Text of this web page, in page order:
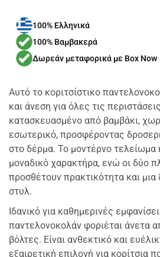
100% Ελληνικά
100% Βαμβακερά
Δωρεάν μεταφορικά με Box Now
Αυτό το κοριτσίστικο
και άνεση για όλες τις
κατασκευασμένο από βαμβάκι,
εσωτερικό, προσφέροντας
στο δέρμα. Το μοντέρνο τελείωμα
μοναδικό χαρακτήρα, ενώ οι δύο
προσθέτουν πρακτικότητα και μια
στυλ.
Ιδανικό για καθημερινές
παντελονοκολάν φοριέται άνετα
βόλτες. Είναι ανθεκτικό και
εξαιρετική επιλογή για κορίτσια